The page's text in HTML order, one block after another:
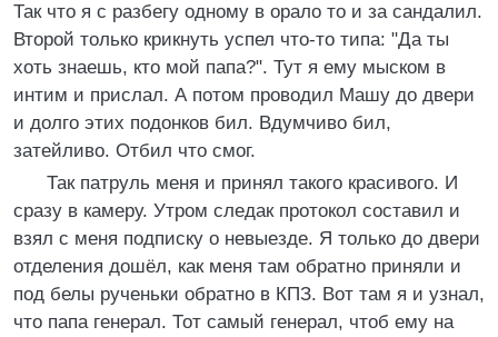
Так что я с разбегу одному в орало то и за сандалил.
Второй только крикнуть успел что-то типа: "Да ты
хоть знаешь, кто мой папа?". Тут я ему мыском в
интим и прислал. А потом проводил Машу до двери
и долго этих подонков бил. Вдумчиво бил,
затейливо. Отбил что смог.
Так патруль меня и принял такого красивого. И
сразу в камеру. Утром следак протокол составил и
взял с меня подписку о невыезде. Я только до двери
отделения дошёл, как меня там обратно приняли и
под белы рученьки обратно в КПЗ. Вот там я и узнал,
что папа генерал. Тот самый генерал, чтоб ему на